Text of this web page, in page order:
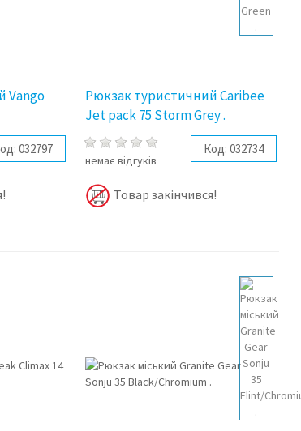
Vango
032797
Рюкзак туристичний Caribee
Jet pack 75 Storm Grey .
немає відгуків
Код: 032734
Товар закінчився!